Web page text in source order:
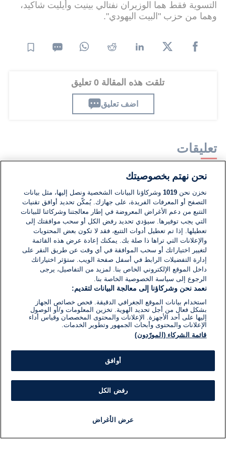
التسوية فقط هما الوزيران نفتالي بينيت وأيليت شاكيد،
وهما من حزب "البيت اليهودي".
تلقت هذه المقالة 0 تعليق
اضف تعليق
تعليقات
لا توجد تعليقات مكتوبة حتى الآن. كن الأول!
اكتب تعليقًا جديدًا ...
نحن نهتم بخصوصيتك
نخزن نحن1019 وشركاؤنا البيانات الشخصية ونصل إليها، مثل بيانات
التصفح أو المعرفات الفريدة، على جهازك. يُمكّن تحديد أوافق تقنيات
التتبع من دعم الأغراض المعروضة في إطار معالجتنا وشركائنا للبيانات
التي يجب توفيرها. سيؤدي تحديد رفض الكل أو سحب موافقتك إلى
تعطيلها. إذا تم تعطيل أدوات التتبع، فقد لا تكون بعض المحتويات
والإعلانات التي تراها ذا صلة بك. يمكنك إعادة عرض هذه القائمة
لتغيير اختياراتك أو سحب الموافقة في أي وقت عن طريق النقر على
إدارة التفضيلات الرابط في أسفل صفحة الويب. ستؤثر اختياراتك
داخل الموقع الإلكتروني الخاص بنا. لمزيد من التفاصيل، يرجى
الرجوع إلى سياسة الخصوصية الخاصة بنا.
نعمد نحن وشركاؤنا إلى معالجة البيانات لتقديم:
استخدام بيانات الموقع الجغرافي الدقيقة. فحص خصائص الجهاز
بشكل فعال من أجل تحديد الهوية. تخزين المعلومات و/أو الوصول
إليها على أحد الأجهزة. الإعلانات والمحتوى المخصصان وقياس أداء
الإعلانات والمحتوى وأبحاث الجمهور وتطوير الخدمات.
قائمة الشركاء (المورّدون)
أوافق
رفض الكل
عرض الأغراض